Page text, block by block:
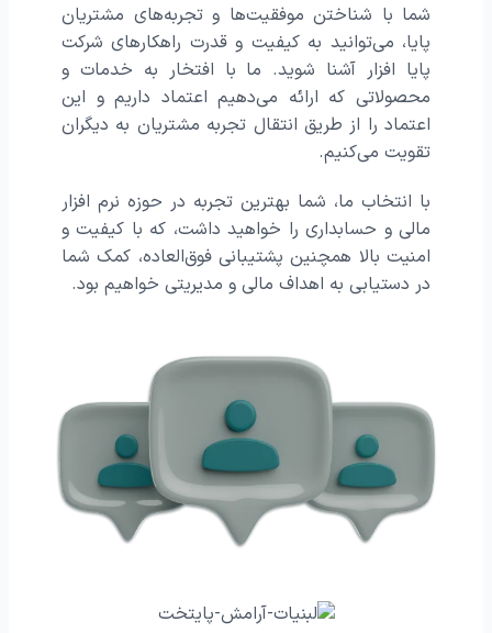
شما با شناختن موفقیت‌ها و تجربه‌های مشتریان
پایا، می‌توانید به کیفیت و قدرت راهکارهای شرکت
پایا افزار آشنا شوید. ما با افتخار به خدمات و
محصولاتی که ارائه می‌دهیم اعتماد داریم و این
اعتماد را از طریق انتقال تجربه مشتریان به دیگران
تقویت می‌کنیم.
با انتخاب ما، شما بهترین تجربه در حوزه نرم افزار
مالی و حسابداری را خواهید داشت، که با کیفیت و
امنیت بالا همچنین پشتیبانی فوق‌العاده، کمک شما
در دستیابی به اهداف مالی و مدیریتی خواهیم بود.